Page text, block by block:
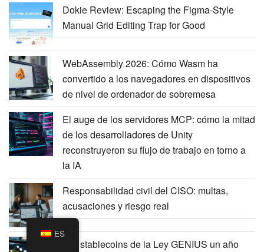
Dokie Review: Escaping the Figma-Style
Manual Grid Editing Trap for Good
WebAssembly 2026: Cómo Wasm ha
convertido a los navegadores en dispositivos
de nivel de ordenador de sobremesa
El auge de los servidores MCP: cómo la mitad
de los desarrolladores de Unity
reconstruyeron su flujo de trabajo en torno a
la IA
Responsabilidad civil del CISO: multas,
acusaciones y riesgo real
Las stablecoins de la Ley GENIUS un año
ES